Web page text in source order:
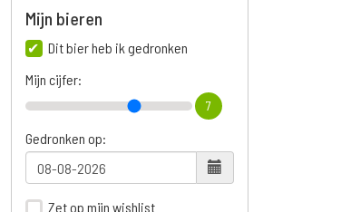
Mijn bieren
Dit bier heb ik gedronken
Mijn cijfer:
7
Gedronken op:
Zet op mijn wishlist